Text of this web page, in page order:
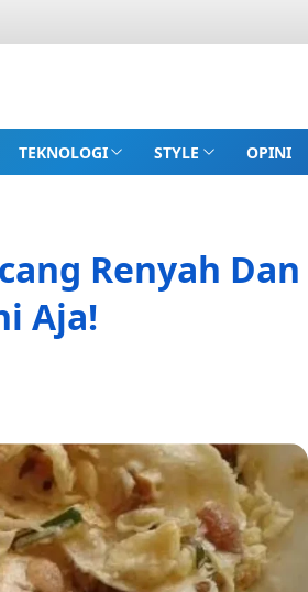
TEKNOLOGI STYLE OPINI
Renyah Dan
Aja!